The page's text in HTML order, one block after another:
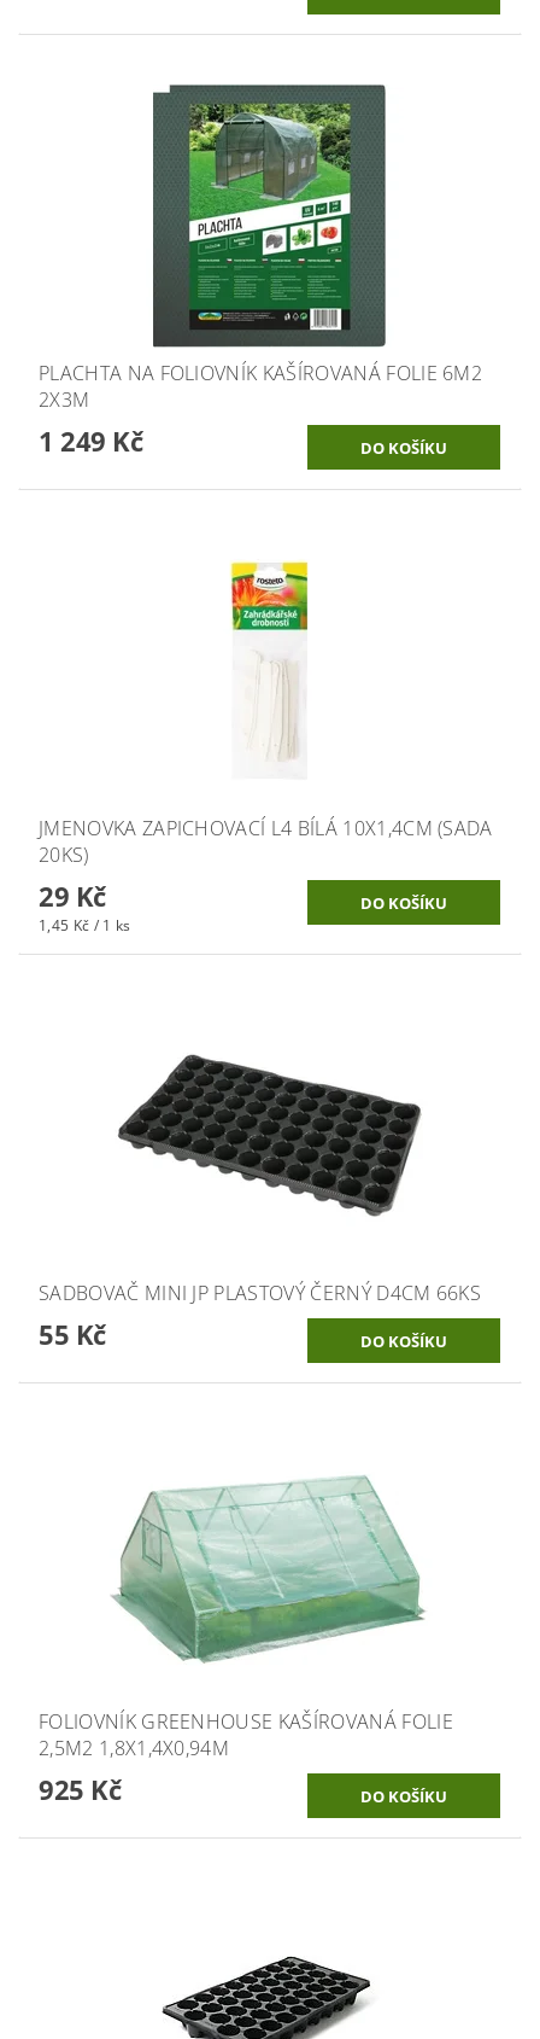
PLACHTA NA FOLIOVNÍK KAŠÍROVANÁ FOLIE 6M2
2X3M
1 249 Kč
JMENOVKA ZAPICHOVACÍ L4 BÍLÁ 10X1,4CM (SADA
20KS)
29 Kč
1,45 Kč / 1 ks
SADBOVAČ MINI JP PLASTOVÝ ČERNÝ D4CM 66KS
55 Kč
FOLIOVNÍK GREENHOUSE KAŠÍROVANÁ FOLIE
2,5M2 1,8X1,4X0,94M
925 Kč